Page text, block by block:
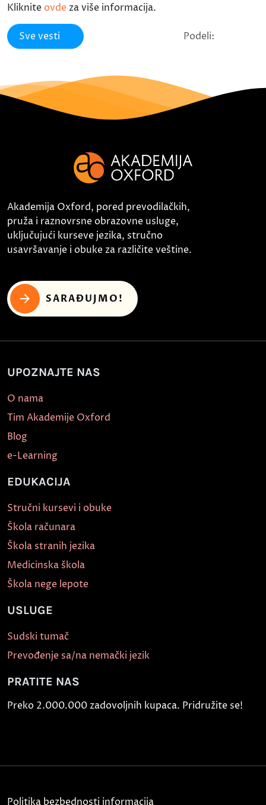
Kliknite ovde za više informacija.
Sve vesti Podeli:
Akademija Oxford, pored prevodilačkih,
pruža i raznovrsne obrazovne usluge,
uključujući kurseve jezika, stručno
usavršavanje i obuke za različite veštine.
SARAĐUJMO!
UPOZNAJTE NAS
O nama
Tim Akademije Oxford
Blog
e-Learning
EDUKACIJA
Stručni kursevi i obuke
Škola računara
Škola stranih jezika
Medicinska škola
Škola nege lepote
USLUGE
Sudski tumač
Prevođenje sa/na nemački jezik
PRATITE NAS
Preko 2.000.000 zadovoljnih kupaca. Pridružite se!
Politika bezbednosti informacija